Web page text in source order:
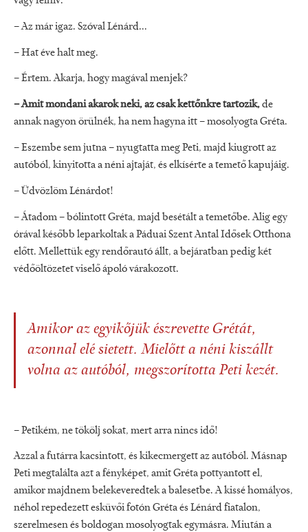
– Az már igaz. Szóval Lénárd...
– Hat éve halt meg.
– Értem. Akarja, hogy magával menjek?
– Amit mondani akarok neki, az csak kettőnkre tartozik,de
annak nagyon örülnék, ha nem hagyna itt – mosolyogta Gréta.
– Eszembe sem jutna – nyugtatta meg Peti, majd kiugrott az
autóból, kinyitotta a néni ajtaját, és elkísérte a temető kapujáig.
– Üdvözlöm Lénárdot!
– Átadom – bólintott Gréta, majd besétált a temetőbe. Alig egy
órával később leparkoltak a Páduai Szent Antal Idősek Otthona
előtt. Mellettük egy rendőrautó állt, a bejáratban pedig két
védőöltözetet viselő ápoló várakozott.
Amikor az egyikőjük észrevette Grétát,
azonnal elé sietett. Mielőtt a néni kiszállt
volna az autóból, megszorította Peti kezét.
– Petikém, ne tökölj sokat, mert arra nincs idő!
Azzal a futárra kacsintott, és kikecmergett az autóból. Másnap
Peti megtalálta azt a fényképet, amit Gréta pottyantott el,
amikor majdnem belekeveredtek a balesetbe. A kissé homályos,
néhol repedezett esküvői fotón Gréta és Lénárd fiatalon,
szerelmesen és boldogan mosolyogtak egymásra. Miután a